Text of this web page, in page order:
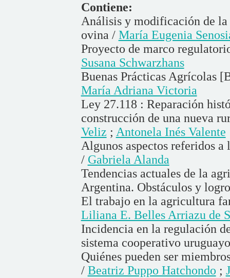
Contiene:
Análisis y modificación de la
ovina / María Eugenia
Proyecto de marco
Susana Schwarzhans
Buenas Prácticas Agrícolas
María Adriana Victoria
Ley 27.118 : Reparación
construcción de una nueva
Veliz ; Antonela Inés Valente
Algunos aspectos referidos
/ Gabriela Alanda
Tendencias actuales de la
Argentina. Obstáculos y
El trabajo en la agricultura
Liliana E. Belles Arriazu de
Incidencia en la regulación
sistema cooperativo
Quiénes pueden ser
/ Beatriz Puppo Hatchondo ;